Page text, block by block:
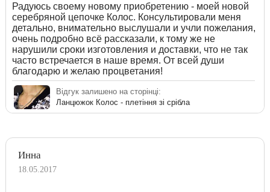
Радуюсь своему новому приобретению - моей новой
серебряной цепочке Колос. Консультировали меня
детально, внимательно выслушали и учли пожелания,
очень подробно всё рассказали, к тому же не
нарушили сроки изготовления и доставки, что не так
часто встречается в наше время. От всей души
благодарю и желаю процветания!
Відгук залишено на сторінці:
Ланцюжок Колос - плетіння зі срібла
Инна
18.05.2017